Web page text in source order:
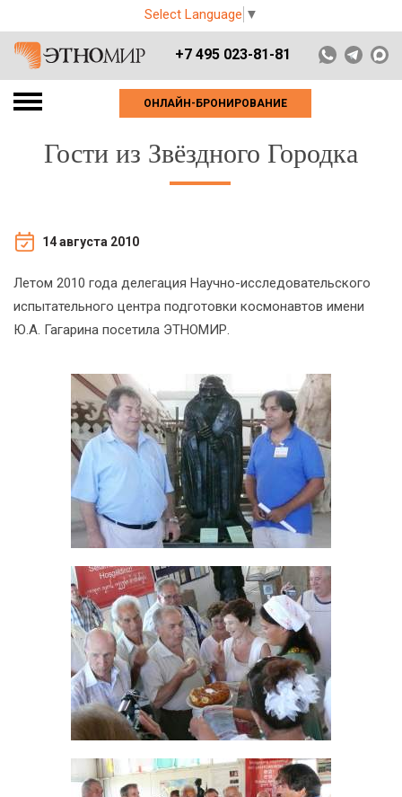
Select Language ▼
+7 495 023-81-81
ОНЛАЙН-БРОНИРОВАНИЕ
Гости из Звёздного Городка
14 августа 2010
Летом 2010 года делегация Научно-исследовательского
испытательного центра подготовки космонавтов имени
Ю.А. Гагарина посетила ЭТНОМИР.